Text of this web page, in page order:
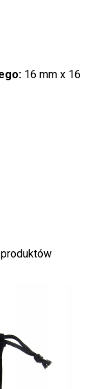
16 mm x 16